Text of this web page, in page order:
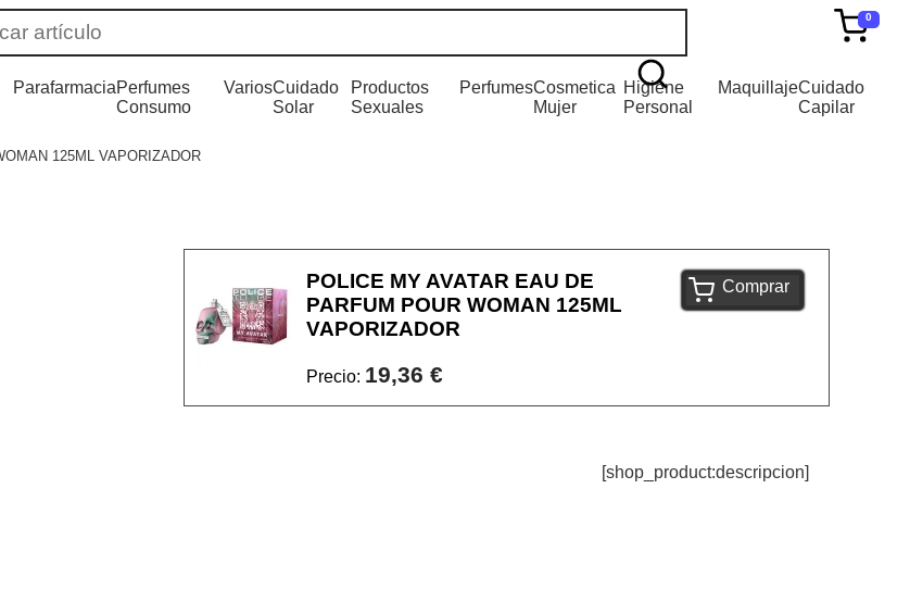
0
ParafarmaciaPerfumes
Consumo
VariosCuidado
Solar
Productos
Sexuales
PerfumesCosmetica
Mujer
Higiene
Personal
MaquillajeCuidado
Capilar
125ML VAPORIZADOR
POLICE MY AVATAR EAU DE
PARFUM POUR WOMAN 125ML
VAPORIZADOR
Precio: 19,36 €
Comprar
[shop_product:descripcion]